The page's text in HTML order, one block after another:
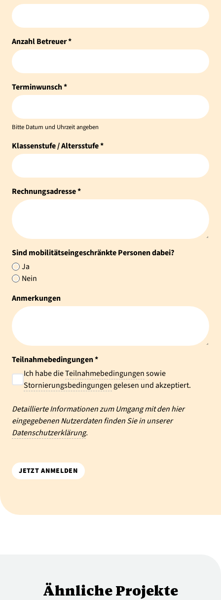
Anzahl Betreuer *
Terminwunsch *
Bitte Datum und Uhrzeit angeben
Klassenstufe / Altersstufe *
Rechnungsadresse *
Sind mobilitätseingeschränkte Personen dabei?
Ja
Nein
Anmerkungen
Teilnahmebedingungen *
Ich habe dieTeilnahmebedingungensowie
Stornierungsbedingungen gelesen und akzeptiert.
Detaillierte Informationen zum Umgang mit den hier
eingegebenen Nutzerdaten finden Sie in unserer
Datenschutzerklärung.
JETZT ANMELDEN
Ähnliche Projekte